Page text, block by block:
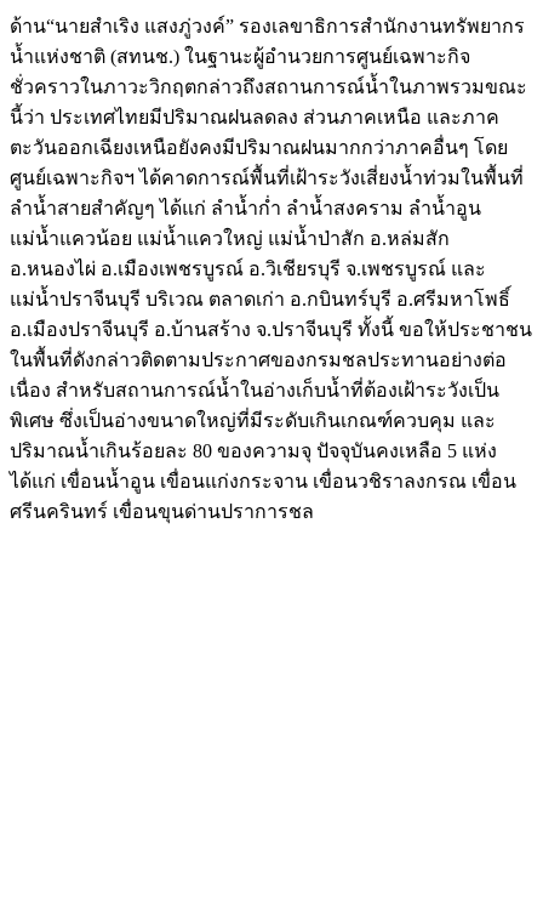
ด้าน“นายสำเริง แสงภู่วงค์” รองเลขาธิการสำนักงานทรัพยากร
น้ำแห่งชาติ (สทนช.) ในฐานะผู้อำนวยการศูนย์เฉพาะกิจ
ชั่วคราวในภาวะวิกฤตกล่าวถึงสถานการณ์น้ำในภาพรวมขณะ
นี้ว่า ประเทศไทยมีปริมาณฝนลดลง ส่วนภาคเหนือ และภาค
ตะวันออกเฉียงเหนือยังคงมีปริมาณฝนมากกว่าภาคอื่นๆ โดย
ศูนย์เฉพาะกิจฯ ได้คาดการณ์พื้นที่เฝ้าระวังเสี่ยงน้ำท่วมในพื้นที่
ลำน้ำสายสำคัญๆ ได้แก่ ลำน้ำก่ำ ลำน้ำสงคราม ลำน้ำอูน
แม่น้ำแควน้อย แม่น้ำแควใหญ่ แม่น้ำป่าสัก อ.หล่มสัก
อ.หนองไผ่ อ.เมืองเพชรบูรณ์ อ.วิเชียรบุรี จ.เพชรบูรณ์ และ
แม่น้ำปราจีนบุรี บริเวณ ตลาดเก่า อ.กบินทร์บุรี อ.ศรีมหาโพธิ์
อ.เมืองปราจีนบุรี อ.บ้านสร้าง จ.ปราจีนบุรี ทั้งนี้ ขอให้ประชาชน
ในพื้นที่ดังกล่าวติดตามประกาศของกรมชลประทานอย่างต่อ
เนื่อง สำหรับสถานการณ์น้ำในอ่างเก็บน้ำที่ต้องเฝ้าระวังเป็น
พิเศษ ซึ่งเป็นอ่างขนาดใหญ่ที่มีระดับเกินเกณฑ์ควบคุม และ
ปริมาณน้ำเกินร้อยละ 80 ของความจุ ปัจจุบันคงเหลือ 5 แห่ง
ได้แก่ เขื่อนน้ำอูน เขื่อนแก่งกระจาน เขื่อนวชิราลงกรณ เขื่อน
ศรีนครินทร์ เขื่อนขุนด่านปราการชล